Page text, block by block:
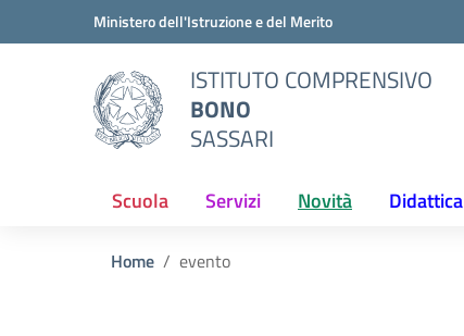
Vai ai contenuti
Vai al menu di navigazioneMinistero dell'Istruzione e del Merito
ISTITUTO COMPRENSIVO
BONO
SASSARI
Scuola Servizi Novità Didattica
Home evento